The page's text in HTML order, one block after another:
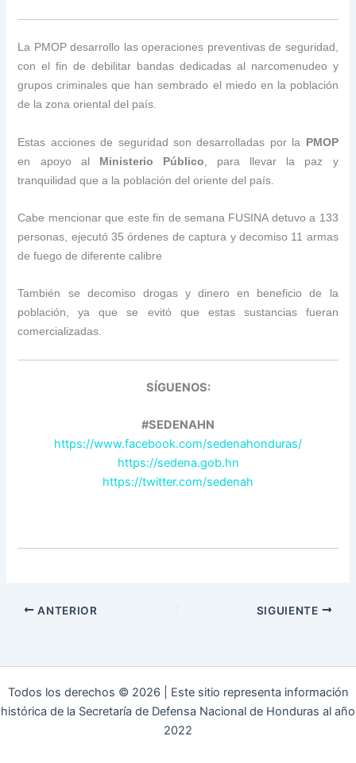
La PMOP desarrollo las operaciones preventivas de seguridad,
con el fin de debilitar bandas dedicadas al narcomenudeo y
grupos criminales que han sembrado el miedo en la población
de la zona oriental del país.
Estas acciones de seguridad son desarrolladas por la PMOP
en apoyo al Ministerio Público , para llevar la paz y
tranquilidad que a la población del oriente del país.
Cabe mencionar que este fin de semana FUSINA detuvo a 133
personas, ejecutó 35 órdenes de captura y decomiso 11 armas
de fuego de diferente calibre
También se decomiso drogas y dinero en beneficio de la
población, ya que se evitó que estas sustancias fueran
comercializadas.
SÍGUENOS:
#SEDENAHN
https://www.facebook.com/sedenahonduras/
https://sedena.gob.hn
https://twitter.com/sedenah
ANTERIOR SIGUIENTE
Todos los derechos © 2026 | Este sitio representa información
histórica de la Secretaría de Defensa Nacional de Honduras al año
2022